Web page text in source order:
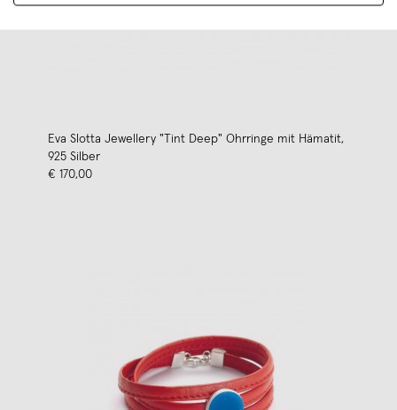
Eva Slotta Jewellery "Tint Deep" Ohrringe mit Hämatit,
925 Silber
€ 170,00